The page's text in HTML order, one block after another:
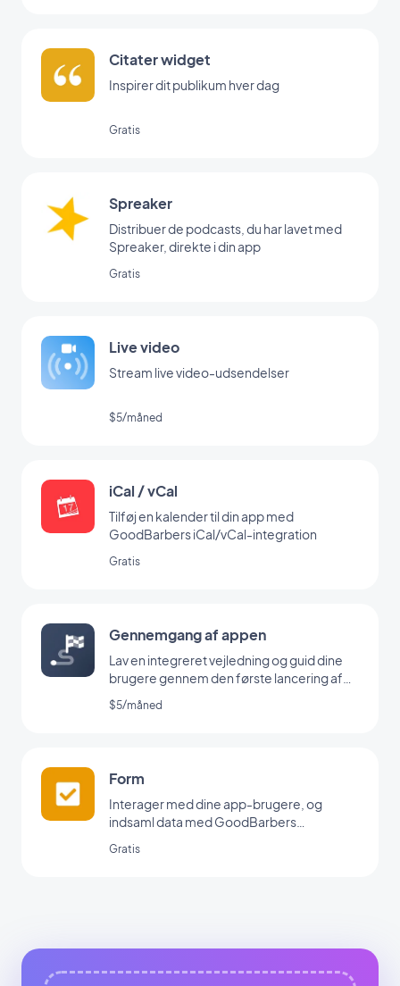
Citater widget
Inspirer dit publikum hver dag
Gratis
Spreaker
Distribuer de podcasts, du har lavet med
Spreaker, direkte i din app
Gratis
Live video
Stream live video-udsendelser
$5/måned
iCal / vCal
Tilføj en kalender til din app med
GoodBarbers iCal/vCal-integration
Gratis
Gennemgang af appen
Lav en integreret vejledning og guid dine
brugere gennem den første lancering af
din app
$5/måned
Form
Interager med dine app-brugere, og
indsaml data med GoodBarbers
Gratis